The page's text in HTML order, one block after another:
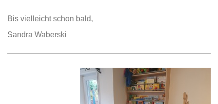
Bis vielleicht schon bald,
Sandra Waberski